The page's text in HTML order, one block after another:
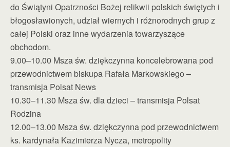
do Świątyni Opatrzności Bożej relikwii polskich świętych i
błogosławionych, udział wiernych i różnorodnych grup z
całej Polski oraz inne wydarzenia towarzyszące
obchodom.
9.00–10.00 Msza św. dziękczynna koncelebrowana pod
przewodnictwem biskupa Rafała Markowskiego –
transmisja Polsat News
10.30–11.30 Msza św. dla dzieci – transmisja Polsat
Rodzina
12.00–13.00 Msza św. dziękczynna pod przewodnictwem
ks. kardynała Kazimierza Nycza, metropolity